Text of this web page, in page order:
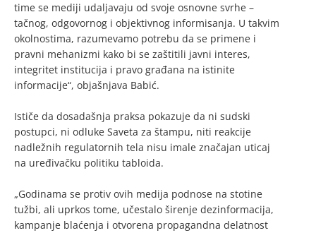
time se mediji udaljavaju od svoje osnovne svrhe –
tačnog, odgovornog i objektivnog informisanja. U takvim
okolnostima, razumevamo potrebu da se primene i
pravni mehanizmi kako bi se zaštitili javni interes,
integritet institucija i pravo građana na istinite
informacije“, objašnjava Babić.
Ističe da dosadašnja praksa pokazuje da ni sudski
postupci, ni odluke Saveta za štampu, niti reakcije
nadležnih regulatornih tela nisu imale značajan uticaj
na uređivačku politiku tabloida.
„Godinama se protiv ovih medija podnose na stotine
tužbi, ali uprkos tome, učestalo širenje dezinformacija,
kampanje blaćenja i otvorena propagandna delatnost